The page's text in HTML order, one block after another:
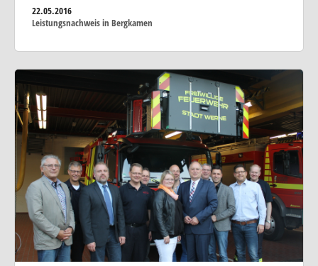
22.05.2016
Leistungsnachweis in Bergkamen